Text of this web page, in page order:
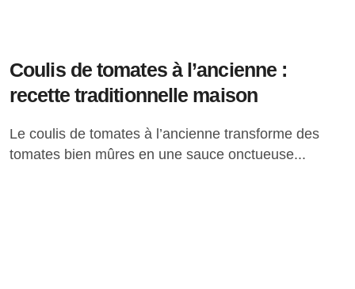
Coulis de tomates à l’ancienne :
recette traditionnelle maison
Le coulis de tomates à l’ancienne transforme des
tomates bien mûres en une sauce onctueuse...